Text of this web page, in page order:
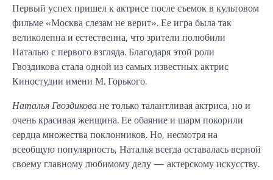
Первый успех пришел к актрисе после съемок в культовом
фильме «Москва слезам не верит». Ее игра была так
великолепна и естественна, что зрители полюбили
Наталью с первого взгляда. Благодаря этой роли
Гвоздикова стала одной из самых известных актрис
Киностудии имени М. Горького.
Наталья Гвоздиковане только талантливая актриса, но и
очень красивая женщина. Ее обаяние и шарм покорили
сердца множества поклонников. Но, несмотря на
всеобщую популярность, Наталья всегда оставалась верной
своему главному любимому делу — актерскому искусству.